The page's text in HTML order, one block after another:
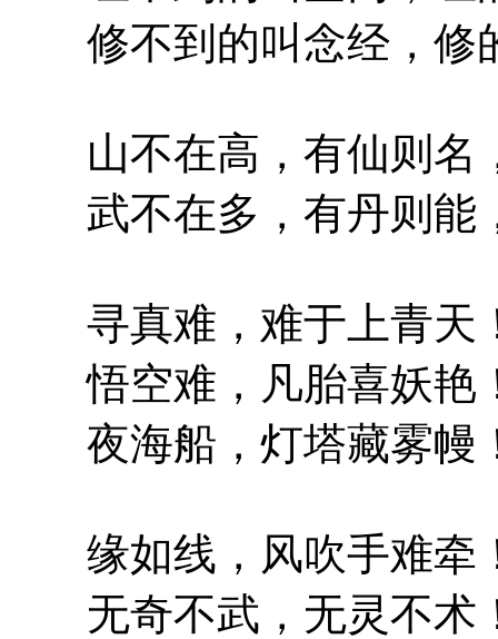
修不到的叫念经，修
山不在高，有仙则名
武不在多，有丹则能
寻真难，难于上青天
悟空难，凡胎喜妖艳
夜海船，灯塔藏雾幔
缘如线，风吹手难牵
无奇不武，无灵不术